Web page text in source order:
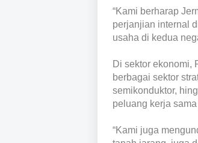
“Kami berharap
perjanjian internal
usaha di kedua
Di sektor ekonomi,
berbagai sektor
semikonduktor,
peluang kerja
“Kami juga